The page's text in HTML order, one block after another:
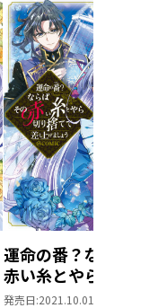
運命の番？ならばそ
赤い糸とやら切り捨
て差し上げましょう
発売日:2021.10.01